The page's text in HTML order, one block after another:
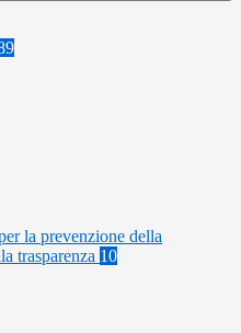
la prevenzione della
trasparenza 10